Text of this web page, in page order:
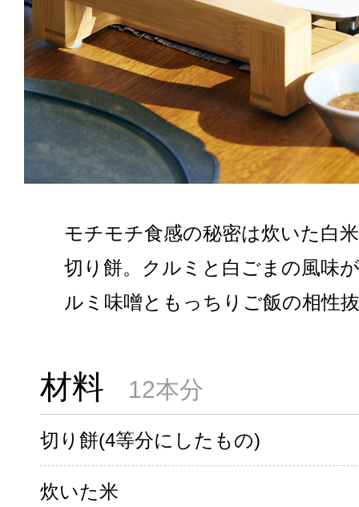
モチモチ食感の秘密は炊いた白
切り餅。クルミと白ごまの風味
ルミ味噌ともっちりご飯の相性
材料 12本分
切り餅(4等分にしたもの)
炊いた米